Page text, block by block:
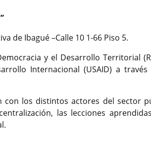
de Ibagué –Calle 10 1-66 Piso 5.
y el Desarrollo Territorial
Internacional (USAID) a
con los distintos actores del sector
las lecciones